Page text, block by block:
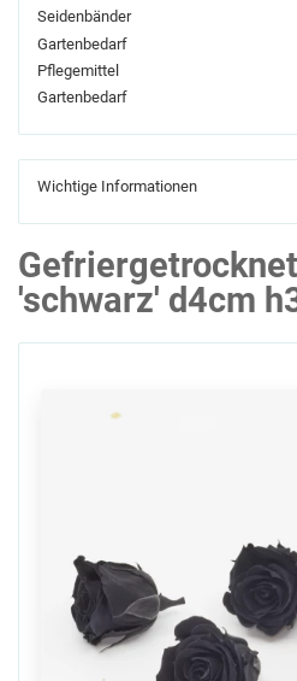
Seidenbänder
Gartenbedarf
Pflegemittel
Gartenbedarf
Wichtige Informationen
'schwarz' d4cm